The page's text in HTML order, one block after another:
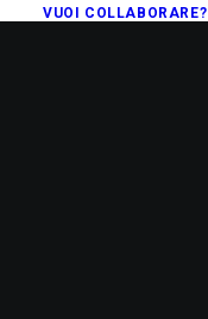
VUOI COLLABORARE?